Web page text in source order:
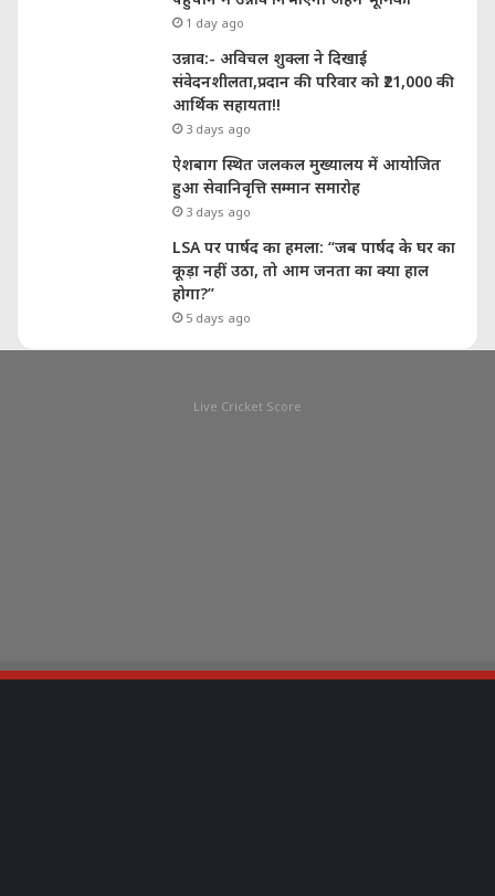
1 day ago
उन्नाव:- अविचल शुक्ला ने दिखाई
संवेदनशीलता,प्रदान की परिवार को ₹21,000 की
आर्थिक सहायता!!
3 days ago
ऐशबाग स्थित जलकल मुख्यालय में आयोजित
हुआ सेवानिवृत्ति सम्मान समारोह
3 days ago
LSA पर पार्षद का हमला: “जब पार्षद के घर का
कूड़ा नहीं उठा, तो आम जनता का क्या हाल
होगा?”
5 days ago
Live Cricket Score